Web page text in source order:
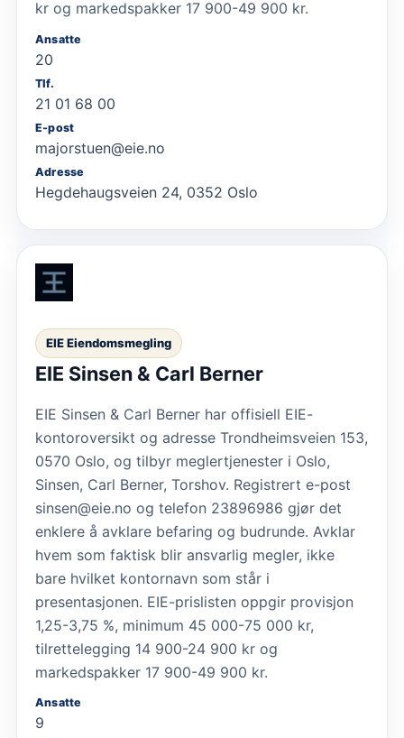
kr og markedspakker 17 900-49 900 kr.
Ansatte
20
Tlf.
21 01 68 00
E-post
majorstuen@eie.no
Adresse
Hegdehaugsveien 24, 0352 Oslo
EIE Eiendomsmegling
EIE Sinsen & Carl Berner
EIE Sinsen & Carl Berner har offisiell EIE-
kontoroversikt og adresse Trondheimsveien 153,
0570 Oslo, og tilbyr meglertjenester i Oslo,
Sinsen, Carl Berner, Torshov. Registrert e-post
sinsen@eie.no og telefon 23896986 gjør det
enklere å avklare befaring og budrunde. Avklar
hvem som faktisk blir ansvarlig megler, ikke
bare hvilket kontornavn som står i
presentasjonen. EIE-prislisten oppgir provisjon
1,25-3,75 %, minimum 45 000-75 000 kr,
tilrettelegging 14 900-24 900 kr og
markedspakker 17 900-49 900 kr.
Ansatte
9